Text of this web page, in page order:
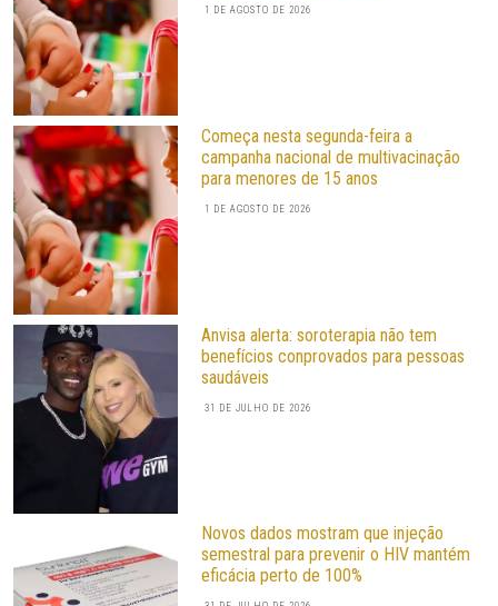
1 DE AGOSTO DE 2026
Começa nesta segunda-feira a
campanha nacional de multivacinação
para menores de 15 anos
1 DE AGOSTO DE 2026
Anvisa alerta: soroterapia não tem
benefícios conprovados para pessoas
saudáveis
31 DE JULHO DE 2026
Novos dados mostram que injeção
semestral para prevenir o HIV mantém
eficácia perto de 100%